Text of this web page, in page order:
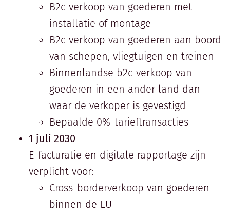
B2c-verkoop van goederen met
installatie of montage
B2c-verkoop van goederen aan boord
van schepen, vliegtuigen en treinen
Binnenlandse b2c-verkoop van
goederen in een ander land dan
waar de verkoper is gevestigd
Bepaalde 0%-tarieftransacties
1 juli 2030
E-facturatie en digitale rapportage zijn
verplicht voor:
Cross-borderverkoop van goederen
binnen de EU